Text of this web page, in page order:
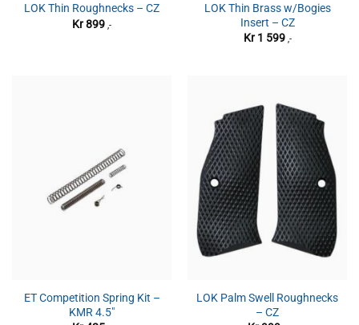
LOK Thin Roughnecks – CZ
Kr899 ,-
LOK Thin Brass w/Bogies
Insert – CZ
Kr1 599 ,-
ET Competition Spring Kit –
KMR 4.5″
LOK Palm Swell Roughnecks
– CZ